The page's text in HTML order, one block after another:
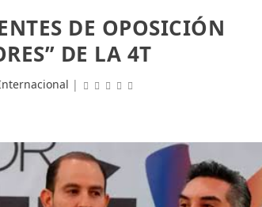
DE OPOSICIÓN
DE LA 4T
|